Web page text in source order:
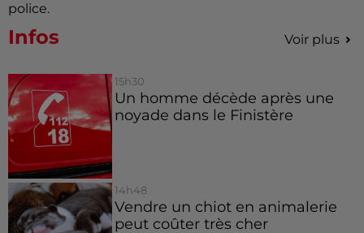
police.
Infos Voir plus
15h30
Un homme décède après une
noyade dans le Finistère
14h48
Vendre un chiot en animalerie
peut coûter très cher